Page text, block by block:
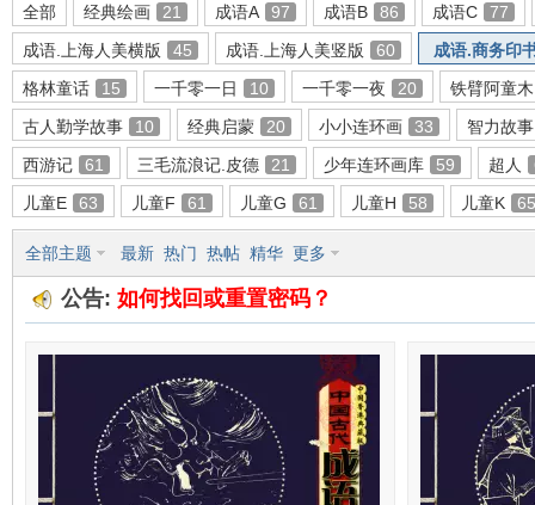
环
全部 经典绘画 21 成语A 97 成语B 86 成语C
77
成语.上海人美横版
45 成语.上海人美竖版 60
成语.商务印
格林童话
15 一千零一日 10 一千零一夜 20
铁臂阿童木
古人勤学故事
10 经典启蒙 20 小小连环画 33
智力故事
西游记
61 三毛流浪记.皮德 21 少年连环画库 59 超人
儿童E
63 儿童F 61 儿童G 61 儿童H 58 儿童K 65
全部主题 最新 热门 热帖 精华 更多
公告: 如何找回或重置密码？